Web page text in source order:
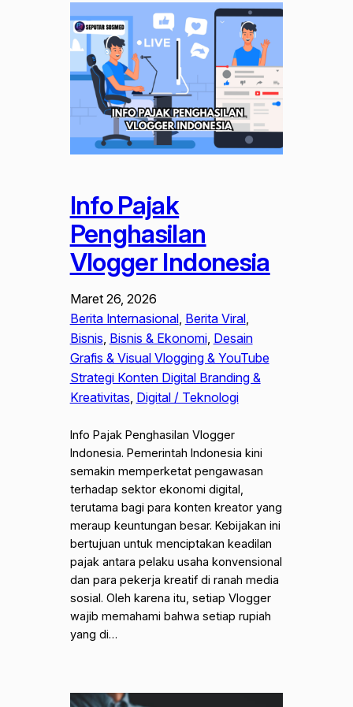
Info Pajak
Penghasilan
Vlogger Indonesia
Maret 26, 2026
Berita Internasional, Berita Viral
Bisnis Bisnis & Ekonomi, Desain
Grafis & Visual Vlogging & YouTube
Strategi Konten Digital Branding &
Kreativitas Digital / Teknologi
Info Pajak Penghasilan Vlogger
Indonesia. Pemerintah Indonesia kini
semakin memperketat pengawasan
terhadap sektor ekonomi digital,
terutama bagi para konten kreator yang
meraup keuntungan besar. Kebijakan ini
bertujuan untuk menciptakan keadilan
pajak antara pelaku usaha konvensional
dan para pekerja kreatif di ranah media
sosial. Oleh karena itu, setiap Vlogger
wajib memahami bahwa setiap rupiah
yang di…